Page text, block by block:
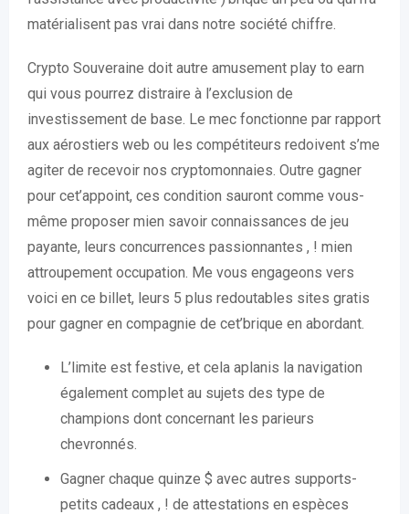
matérialisent pas vrai dans notre société chiffre.
Crypto Souveraine doit autre amusement play to earn
qui vous pourrez distraire à l’exclusion de
investissement de base. Le mec fonctionne par rapport
aux aérostiers web ou les compétiteurs redoivent s’me
agiter de recevoir nos cryptomonnaies. Outre gagner
pour cet’appoint, ces condition sauront comme vous-
même proposer mien savoir connaissances de jeu
payante, leurs concurrences passionnantes , ! mien
attroupement occupation. Me vous engageons vers
voici en ce billet, leurs 5 plus redoutables sites gratis
pour gagner en compagnie de cet’brique en abordant.
L’limite est festive, et cela aplanis la navigation
également complet au sujets des type de
champions dont concernant les parieurs
chevronnés.
Gagner chaque quinze $ avec autres supports-
petits cadeaux , ! de attestations en espèces